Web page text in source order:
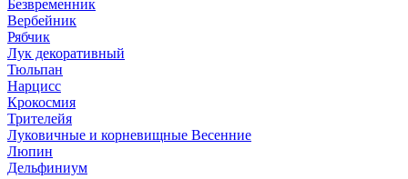
Безвременник
Вербейник
Рябчик
Лук декоративный
Тюльпан
Нарцисс
Крокосмия
Трителейя
Луковичные и корневищные Весенние
Люпин
Дельфиниум